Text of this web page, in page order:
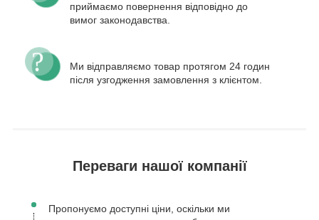
приймаємо повернення відповідно до
вимог законодавства.
Ми відправляємо товар протягом 24 годин
після узгодження замовлення з клієнтом.
Переваги нашої компанії
Пропонуємо доступні ціни, оскільки ми